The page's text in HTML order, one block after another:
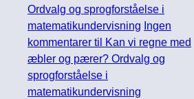
Ordvalg og sprogforståelse i
matematikundervisning Ingen
kommentarer til Kan vi regne med
æbler og pærer? Ordvalg og
sprogforståelse i
matematikundervisning